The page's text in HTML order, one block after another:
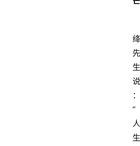
绛
先
生
说
：
“
人
生